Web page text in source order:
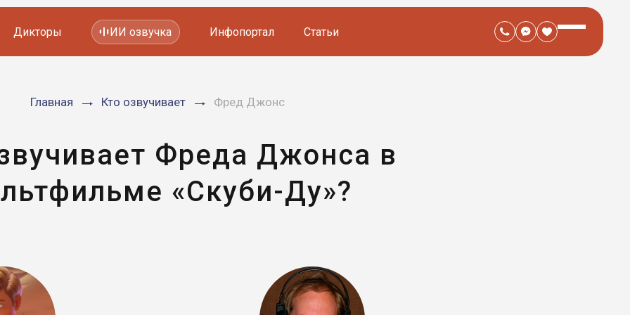
Мультфильмов
Дикторы ИИ озвучка Инфопортал Статьи
Главная Кто озвучивает Фред Джонс
Фреда Джонса в
«Скуби-Ду»?